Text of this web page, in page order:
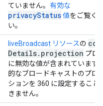
ていません。 有効な
privacyStatus値をご覧く
い。
liveBroadcast リソースの
Details. projection プロ
に無効な値が含まれています
的なブロードキャストのプロ
ションを 360 に設定すること
きません。